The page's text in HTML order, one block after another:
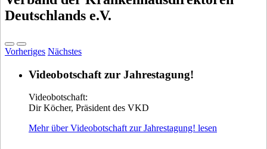
Deutschlands e.V.
Vorheriges Nächstes
Videobotschaft zur Jahrestagung!
Videobotschaft:
Dir Köcher, Präsident des VKD
Mehr über Videobotschaft zur Jahrestagung! lesen